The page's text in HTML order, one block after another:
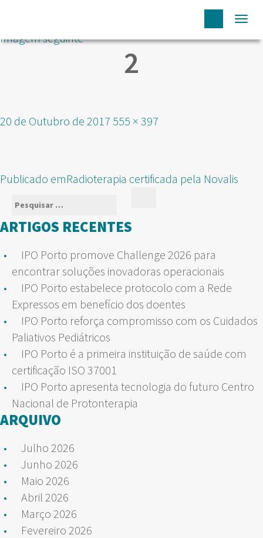
Imagem seguinte
2
Publicado
20 de Outubro de 2017 Tamanho
555 × 397
NAVEGAÇÃO
ARTIGOS
Publicado emRadioterapia certificada pela Novalis
Pesquisar
por:
ARTIGOS RECENTES
IPO Porto promove Challenge 2026 para
encontrar soluções inovadoras operacionais
IPO Porto estabelece protocolo com a Rede
Expressos em benefício dos doentes
IPO Porto reforça compromisso com os Cuidados
Paliativos Pediátricos
IPO Porto é a primeira instituição de saúde com
certificação ISO 37001
IPO Porto apresenta tecnologia do futuro Centro
Nacional de Protonterapia
ARQUIVO
Julho 2026
Junho 2026
Maio 2026
Abril 2026
Março 2026
Fevereiro 2026